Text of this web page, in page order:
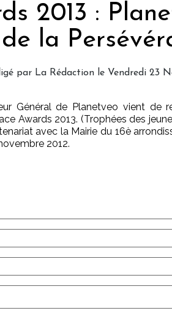
2013 :
la
par La Rédaction le Vendredi 23
Général de Planetveo vient de
Awards 2013. (Trophées des
avec la Mairie du 16è
2012.